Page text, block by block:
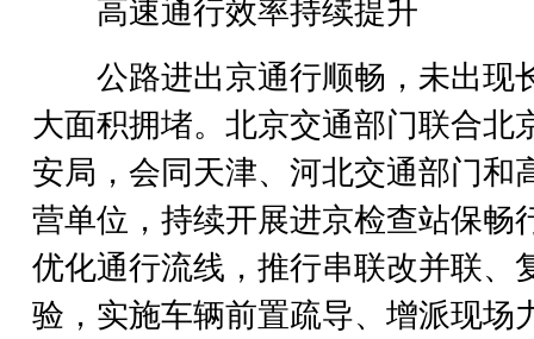
高速通行效率持续提升
公路进出京通行顺畅，未出现
大面积拥堵。北京交通部门联合北
安局，会同天津、河北交通部门和
营单位，持续开展进京检查站保畅
优化通行流线，推行串联改并联、
验，实施车辆前置疏导、增派现场